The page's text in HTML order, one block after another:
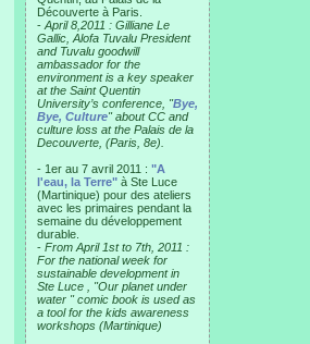
Découverte à Paris.
- April 8,2011 : Gilliane Le
Gallic, Alofa Tuvalu President
and Tuvalu goodwill
ambassador for the
environment is a key speaker
at the Saint Quentin
University’s conference, "Bye,
Bye, Culture" about CC and
culture loss at the Palais de la
Decouverte, (Paris, 8e).
- 1er au 7 avril 2011 : "A
l'eau, la Terre" à Ste Luce
(Martinique) pour des ateliers
avec les primaires pendant la
semaine du développement
durable.
- From April 1st to 7th, 2011 :
For the national week for
sustainable development in
Ste Luce , "Our planet under
water " comic book is used as
a tool for the kids awareness
workshops (Martinique)